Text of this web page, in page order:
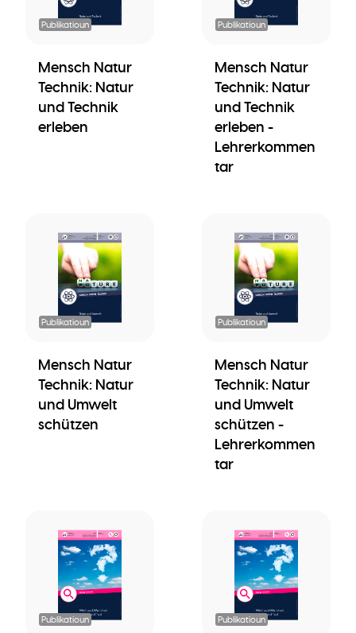
Publikatioun
Mensch Natur
Technik: Natur
und Technik
erleben
Publikatioun
Mensch Natur
Technik: Natur
und Technik
erleben -
Lehrerkommen
tar
Publikatioun
Mensch Natur
Technik: Natur
und Umwelt
schützen
Publikatioun
Mensch Natur
Technik: Natur
und Umwelt
schützen -
Lehrerkommen
tar
Publikatioun Publikatioun